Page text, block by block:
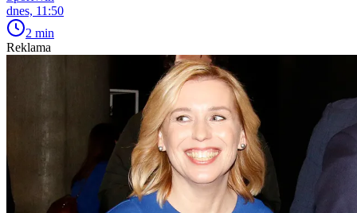
dnes, 11:50
2 min
Reklama